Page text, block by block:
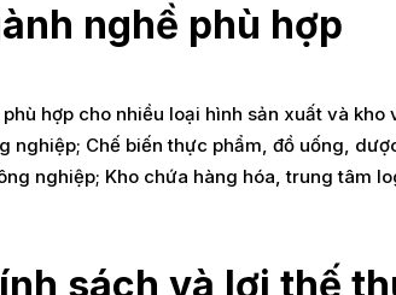
nghề phù hợp
hợp cho nhiều loại hình sản xuất và
nghiệp; Chế biến thực phẩm, đồ uống,
nghiệp; Kho chứa hàng hóa, trung tâm
sách và lợi thế